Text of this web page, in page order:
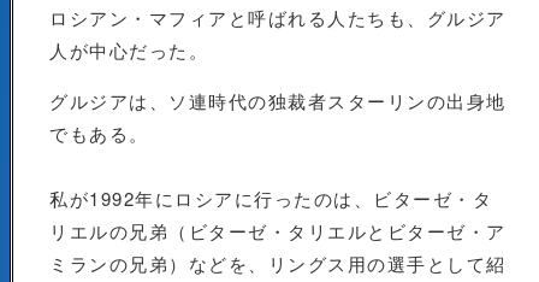
ロシアン・マフィアと呼ばれる人たちも、グルジア
人が中心だった。
グルジアは、ソ連時代の独裁者スターリンの出身地
でもある。
私が1992年にロシアに行ったのは、ビターゼ・タ
リエルの兄弟（ビターゼ・タリエルとビターゼ・ア
ミランの兄弟）などを、リングス用の選手として紹